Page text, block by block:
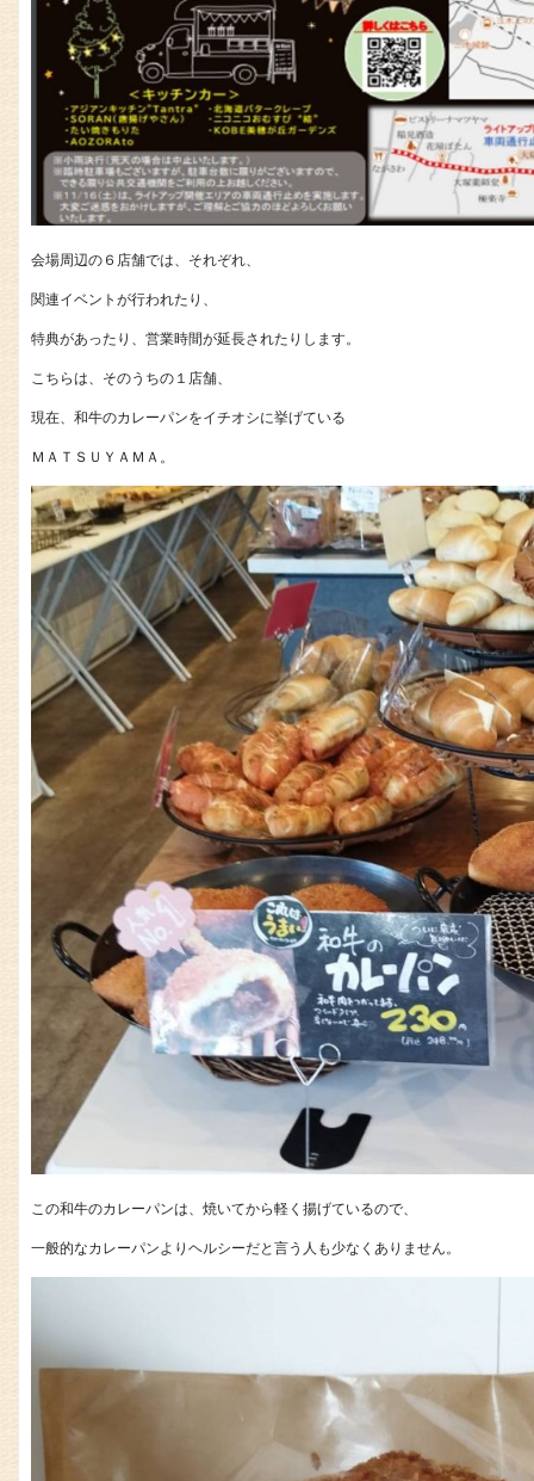
会場周辺の６店舗では、それぞれ、
関連イベントが行われたり、
特典があったり、営業時間が延長されたりします。
こちらは、そのうちの１店舗、
現在、和牛のカレーパンをイチオシに挙げている
ＭＡＴＳＵＹＡＭＡ。
この和牛のカレーパンは、焼いてから軽く揚げているので、
一般的なカレーパンよりヘルシーだと言う人も少なくありません。